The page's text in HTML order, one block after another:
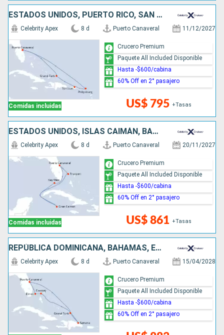
ESTADOS UNIDOS, PUERTO RICO, SAN MARTÍN
Comidas incluidas
Celebrity Apex 8 d Puerto Canaveral 11/12/2027
US$ 795 +Tasas
Crucero Premium
Paquete All Included Disponible
Hasta -$600/cabina
60% Off en 2° pasajero
ESTADOS UNIDOS, ISLAS CAIMÁN, BAHAMAS
Comidas incluidas
Celebrity Apex 8 d Puerto Canaveral 20/11/2027
US$ 861 +Tasas
Crucero Premium
Paquete All Included Disponible
Hasta -$600/cabina
60% Off en 2° pasajero
REPÚBLICA DOMINICANA, BAHAMAS, ESTADOS UNIDOS
Celebrity Apex 8 d Puerto Canaveral 15/04/2028
Crucero Premium
Paquete All Included Disponible
Hasta -$600/cabina
60% Off en 2° pasajero